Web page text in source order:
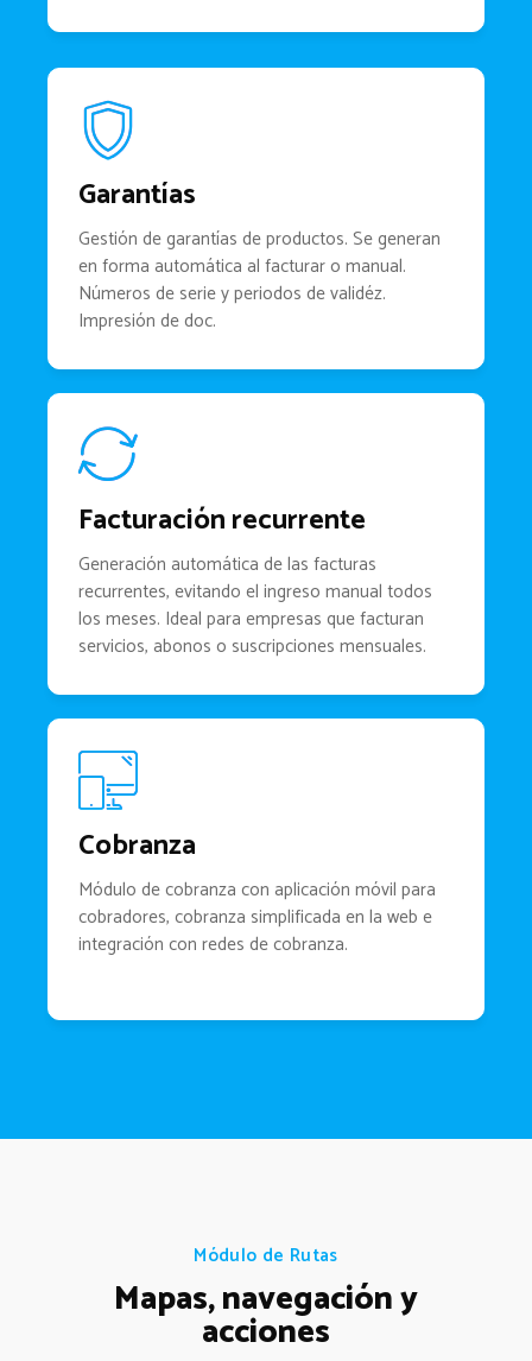
Garantías
Gestión de garantías de productos. Se generan
en forma automática al facturar o manual.
Números de serie y periodos de validéz.
Impresión de doc.
Facturación recurrente
Generación automática de las facturas
recurrentes, evitando el ingreso manual todos
los meses. Ideal para empresas que facturan
servicios, abonos o suscripciones mensuales.
Cobranza
Módulo de cobranza con aplicación móvil para
cobradores, cobranza simplificada en la web e
integración con redes de cobranza.
Módulo de Rutas
Mapas, navegación y
acciones